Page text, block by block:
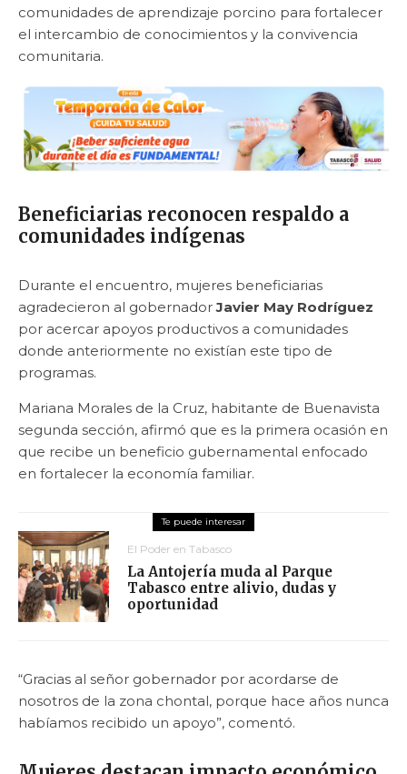
comunidades de aprendizaje porcino para fortalecer
el intercambio de conocimientos y la convivencia
comunitaria.
Beneficiarias reconocen respaldo a
comunidades indígenas
Durante el encuentro, mujeres beneficiarias
agradecieron al gobernadorJavier May Rodríguez
por acercar apoyos productivos a comunidades
donde anteriormente no existían este tipo de
programas.
Mariana Morales de la Cruz, habitante de Buenavista
segunda sección, afirmó que es la primera ocasión en
que recibe un beneficio gubernamental enfocado
en fortalecer la economía familiar.
El Poder en Tabasco
La Antojería muda al Parque
Tabasco entre alivio, dudas y
oportunidad
“Gracias al señor gobernador por acordarse de
nosotros de la zona chontal, porque hace años nunca
habíamos recibido un apoyo”, comentó.